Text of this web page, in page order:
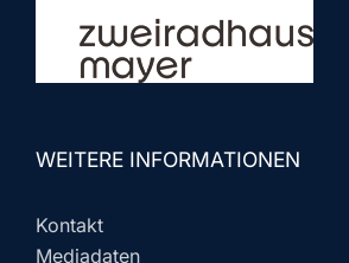
WEITERE INFORMATIONEN
Kontakt
Mediadaten